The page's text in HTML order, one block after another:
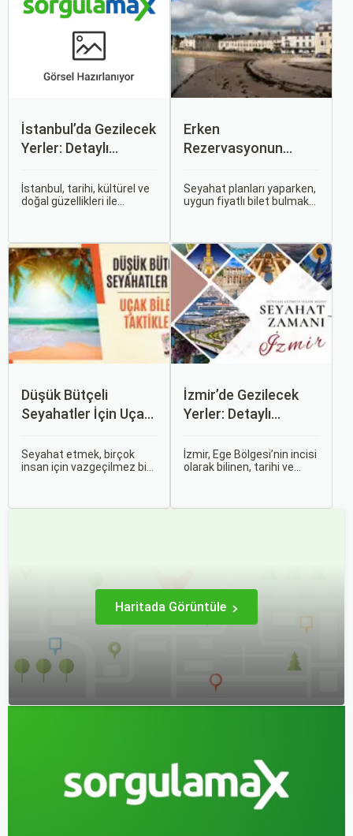
İstanbul’da Gezilecek
Yerler: Detaylı
İstanbul, tarihi, kültürel ve
doğal güzellikleri ile
binlerce yıllık tarihine
rağmen modern dünyanın
dinamikleriyle uyum içinde
yaşamaktadır.
Erken
Rezervasyonun
Otobüs Bileti Satın
Alma İpuçları
Seyahat planları yaparken,
uygun fiyatlı bilet bulmak
erken rezervasyon
yapmak, yalnızca
seyahatin maliyetini
azaltmakla kalmaz, aynı
zamanda daha kaliteli bir
seyahat deneyimi
yaşamanızı sağlar.
Düşük Bütçeli
Seyahatler İçin Uçak
Seyahat etmek, birçok
insan için vazgeçilmez bir
İzmir’de Gezilecek
Yerler: Detaylı
İzmir, Ege Bölgesi’nin incisi
olarak bilinen, tarihi ve
deneyimler sunmaktadır.
Haritada Görüntüle